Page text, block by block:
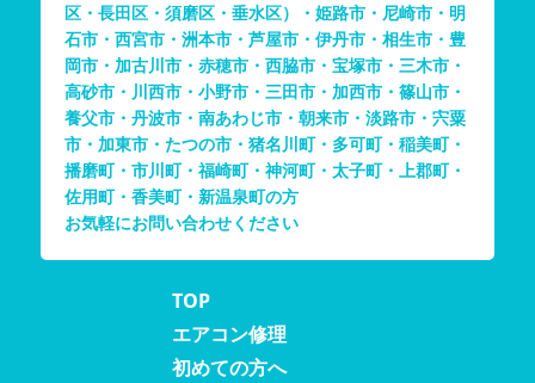
区・長田区・須磨区・垂水区）・姫路市・尼崎市・明
石市・西宮市・洲本市・芦屋市・伊丹市・相生市・豊
岡市・加古川市・赤穂市・西脇市・宝塚市・三木市・
高砂市・川西市・小野市・三田市・加西市・篠山市・
養父市・丹波市・南あわじ市・朝来市・淡路市・宍粟
市・加東市・たつの市・猪名川町・多可町・稲美町・
播磨町・市川町・福崎町・神河町・太子町・上郡町・
佐用町・香美町・新温泉町の方
お気軽にお問い合わせください
TOP
エアコン修理
初めての方へ